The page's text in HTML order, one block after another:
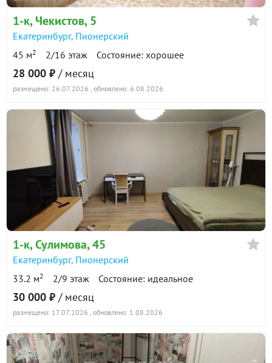
Показать всю историю: 30 предложений →
1-к, Чекистов, 5
Екатеринбург, Пионерский
45 м2 2/16 этаж Состояние: хорошее
28 000 ₽ / месяц
размещено: 26.07.2026 , обновлено: 6.08.2026
1-к, Сулимова, 45
Екатеринбург, Пионерский
33.2 м2 2/9 этаж Состояние: идеальное
30 000 ₽ / месяц
размещено: 17.07.2026 , обновлено: 1.08.2026